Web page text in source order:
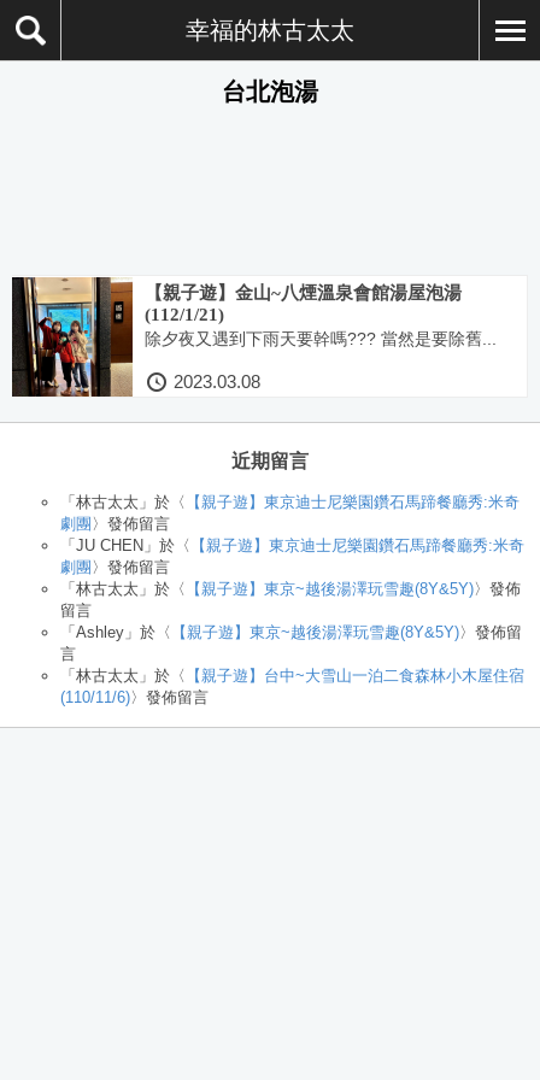
幸福的林古太太
台北泡湯
【親子遊】金山~八煙溫泉會館湯屋泡湯
(112/1/21)
除夕夜又遇到下雨天要幹嗎??? 當然是要除舊...
2023.03.08
近期留言
「 林古太太 」於〈
【親子遊】東京迪士尼樂園鑽石馬蹄餐廳秀:米奇
劇團 〉發佈留言
「 JU CHEN 」於〈
【親子遊】東京迪士尼樂園鑽石馬蹄餐廳秀:米奇
劇團 〉發佈留言
「 林古太太 」於〈 【親子遊】東京~越後湯澤玩雪趣(8Y&5Y)〉發佈
留言
「 Ashley 」於〈 【親子遊】東京~越後湯澤玩雪趣(8Y&5Y)〉發佈留
言
「 林古太太 」於〈
【親子遊】台中~大雪山一泊二食森林小木屋住宿
(110/11/6)〉發佈留言